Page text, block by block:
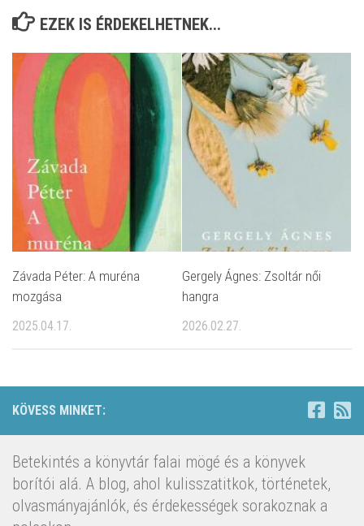
EZEK IS ÉRDEKELHETNEK...
Závada Péter: A muréna
mozgása
2025.04.17.
Gergely Ágnes: Zsoltár női
hangra
2026.02.27.
KÖVESS MINKET:
Betekintés a könyvtár falai mögé és a könyvek
borítói alá. A blog, ahol kulisszatitkok, történetek,
olvasmányajánlók, és érdekességek sorakoznak a